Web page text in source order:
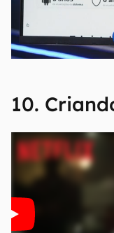
10.